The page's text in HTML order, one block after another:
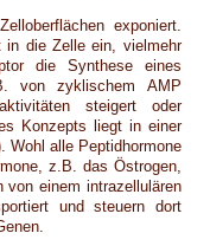
exponiert.
in die Zelle ein, vielmehr
die Synthese eines
von zyklischem AMP
steigert oder
Konzepts liegt in einer
Wohl alle Peptidhormone
z.B. das Östrogen,
von einem intrazellulären
und steuern dort